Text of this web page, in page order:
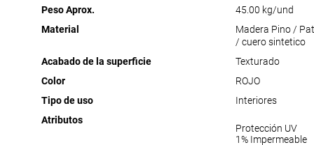
Peso Aprox.
45.00 kg/und
Material
Madera Pino /
/ cuero sintetico
Acabado de la superficie
Texturado
Color
ROJO
Tipo de uso
Interiores
Atributos
Protección UV
1% Impermeable